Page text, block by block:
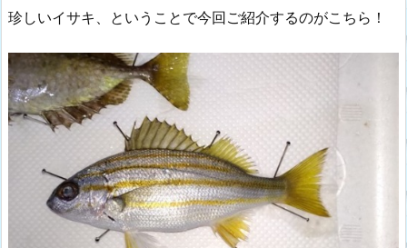
珍しいイサキ、ということで今回ご紹介するのがこちら！